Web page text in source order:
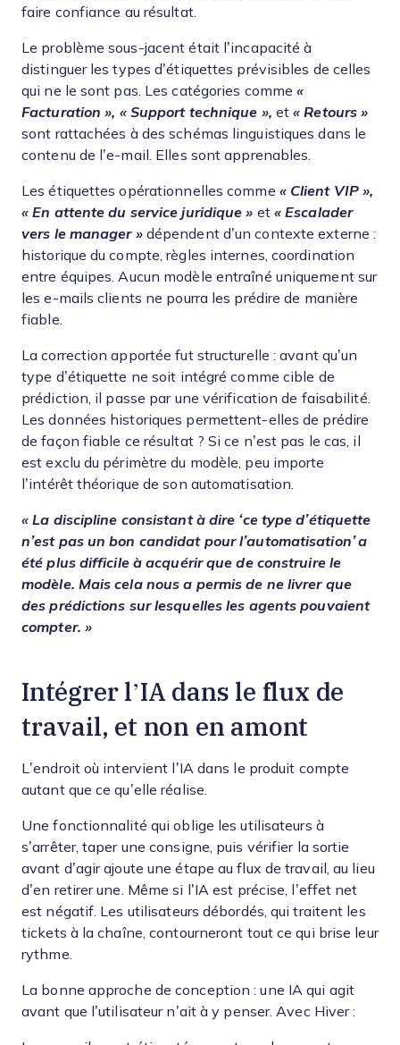
faire confiance au résultat.
Le problème sous-jacent était l’incapacité à
distinguer les types d’étiquettes prévisibles de celles
qui ne le sont pas. Les catégories comme«
Facturation », « Support technique », et« Retours »
sont rattachées à des schémas linguistiques dans le
contenu de l’e-mail. Elles sont apprenables.
Les étiquettes opérationnelles comme « Client VIP »,
« En attente du service juridique » et « Escalader
vers le manager »dépendent d’un contexte externe :
historique du compte, règles internes, coordination
entre équipes. Aucun modèle entraîné uniquement sur
les e-mails clients ne pourra les prédire de manière
fiable.
La correction apportée fut structurelle : avant qu’un
type d’étiquette ne soit intégré comme cible de
prédiction, il passe par une vérification de faisabilité.
Les données historiques permettent-elles de prédire
de façon fiable ce résultat ? Si ce n’est pas le cas, il
est exclu du périmètre du modèle, peu importe
l’intérêt théorique de son automatisation.
« La discipline consistant à dire ‘ce type d’étiquette
n’est pas un bon candidat pour l’automatisation’ a
été plus difficile à acquérir que de construire le
modèle. Mais cela nous a permis de ne livrer que
des prédictions sur lesquelles les agents pouvaient
compter. »
Intégrer l’IA dans le flux de
travail, et non en amont
L’endroit où intervient l’IA dans le produit compte
autant que ce qu’elle réalise.
Une fonctionnalité qui oblige les utilisateurs à
s’arrêter, taper une consigne, puis vérifier la sortie
avant d’agir ajoute une étape au flux de travail, au lieu
d’en retirer une. Même si l’IA est précise, l’effet net
est négatif. Les utilisateurs débordés, qui traitent les
tickets à la chaîne, contourneront tout ce qui brise leur
rythme.
La bonne approche de conception : une IA qui agit
avant que l’utilisateur n’ait à y penser. Avec Hiver :